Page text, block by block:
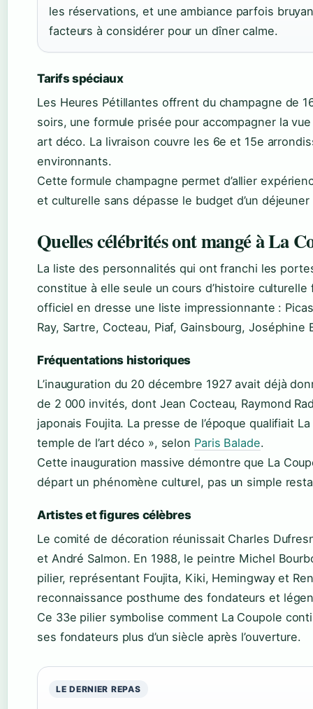
les réservations, et une ambiance parfois
facteurs à considérer pour un dîner calme.
Tarifs spéciaux
Les Heures Pétillantes offrent du champagne de
soirs, une formule prisée pour accompagner la
art déco. La livraison couvre les 6e et 15e
environnants.
Cette formule champagne permet d’allier
et culturelle sans dépasse le budget d’un
Quelles célébrités ont mangé à La
La liste des personnalités qui ont franchi les
constitue à elle seule un cours d’histoire culturelle
officiel en dresse une liste impressionnante :
Ray, Sartre, Cocteau, Piaf, Gainsbourg, Joséphine
Fréquentations historiques
L’inauguration du 20 décembre 1927 avait déjà
de 2 000 invités, dont Jean Cocteau, Raymond
japonais Foujita. La presse de l’époque qualifiait
temple de l’art déco », selon Paris Balade.
Cette inauguration massive démontre que La
départ un phénomène culturel, pas un simple
Artistes et figures célèbres
Le comité de décoration réunissait Charles
et André Salmon. En 1988, le peintre Michel
pilier, représentant Foujita, Kiki, Hemingway et
reconnaissance posthume des fondateurs et
Ce 33e pilier symbolise comment La Coupole
ses fondateurs plus d’un siècle après l’ouverture.
LE DERNIER REPAS